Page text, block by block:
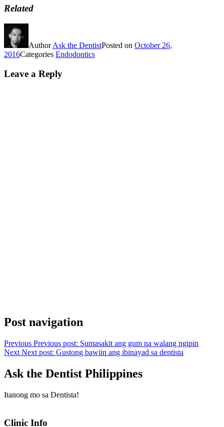
Related
AuthorAsk the DentistPosted on October 26,
2016Categories Endodontics
Leave a Reply
Post navigation
Previous Previous post: Sumasakit ang gum na walang ngipin
Next Next post: Gustong bawiin ang ibinayad sa dentista
Ask the Dentist Philippines
Itanong mo sa Dentista!
Clinic Info